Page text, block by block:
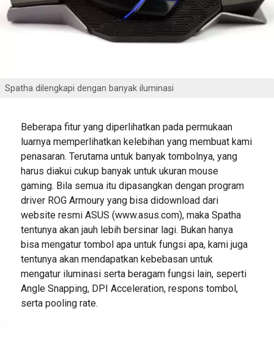
Spatha dilengkapi dengan banyak iluminasi
Beberapa fitur yang diperlihatkan pada permukaan
luarnya memperlihatkan kelebihan yang membuat kami
penasaran. Terutama untuk banyak tombolnya, yang
harus diakui cukup banyak untuk ukuran mouse
gaming. Bila semua itu dipasangkan dengan program
driver ROG Armoury yang bisa didownload dari
website resmi ASUS (www.asus.com), maka Spatha
tentunya akan jauh lebih bersinar lagi. Bukan hanya
bisa mengatur tombol apa untuk fungsi apa, kami juga
tentunya akan mendapatkan kebebasan untuk
mengatur iluminasi serta beragam fungsi lain, seperti
Angle Snapping, DPI Acceleration, respons tombol,
serta pooling rate.